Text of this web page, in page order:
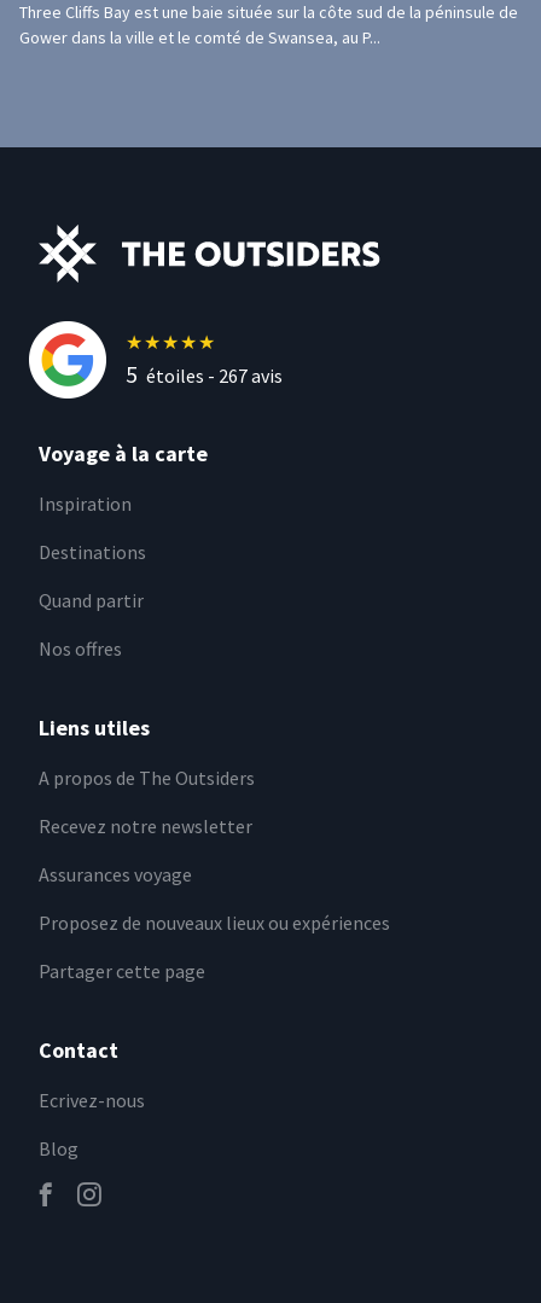
Three Cliffs Bay est une baie située sur la côte sud de la péninsule de
Gower dans la ville et le comté de Swansea, au P...
★★★★★
5 étoiles - 267avis
Voyage à la carte
Inspiration
Destinations
Quand partir
Nos offres
Liens utiles
A propos de The Outsiders
Recevez notre newsletter
Assurances voyage
Proposez de nouveaux lieux ou expériences
Partager cette page
Contact
Ecrivez-nous
Blog